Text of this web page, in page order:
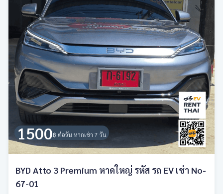
1500฿ ต่อวัน หากเช่า 7 วัน
BYD Atto 3 Premium หาดใหญ่ รหัส รถ EV เช่า No-
67-01